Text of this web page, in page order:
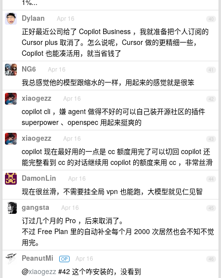
1%...
40
Dylaan Apr 16
正好最近公司给了 Copilot Business ，我就准备把个人订阅的
Cursor plus 取消了。怎么说呢，Cursor 做的更精细一些，
Copilot 也能凑活用，就当省钱了
41
NG6 Apr 16
我总感觉他的模型跟缩水的一样，用起来的感觉就是很笨
42
xiaogezz Apr 16
copilot cli ，嫌 agent 做得不好的可以自己装开源社区的插件
superpower 、openspec 用起来挺爽的
43
xiaogezz Apr 16
copilot 现在最好用的一点是 cc 额度用完了可以切回 copilot 还
能完整看到 cc 的对话继续用 copilot 的额度来用 cc ，非常丝滑
44
DamonLin Apr 16
现在很丝滑，不需要挂全局 vpn 也能跑，大模型就见仁见智
45
gangsta Apr 16
订过几个月的 Pro ，后来取消了。
不过 Free Plan 里的自动补全每个月 2000 次居然也会不知不觉
用完。
46
PeanutMi OP Apr 16
@xiaogezz #42 这个咋安装的，没看到